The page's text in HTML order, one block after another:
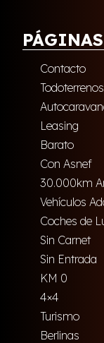
Contacto
Todoterrenos
Leasing
Barato
Con Asnef
30.000km
Vehículos
Coches de
Sin Carnet
Sin Entrada
KM 0
4×4
Turismo
Berlinas